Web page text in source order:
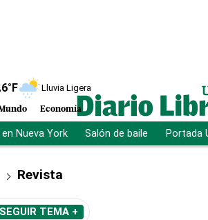
°F Lluvia Ligera
Economía
Nueva York Salón de baile Portada
Revista
SEGUIR TEMA +